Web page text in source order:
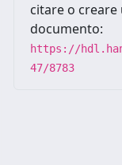
citare o
documento:
https://
47/8783